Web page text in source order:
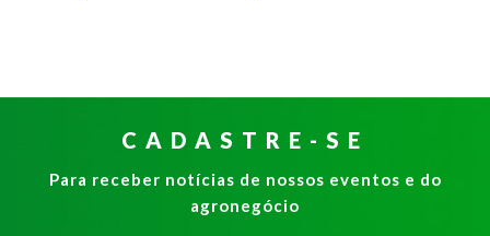
CADASTRE-SE
Para receber notícias de nossos eventos e do
agronegócio